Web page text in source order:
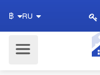
฿ RU